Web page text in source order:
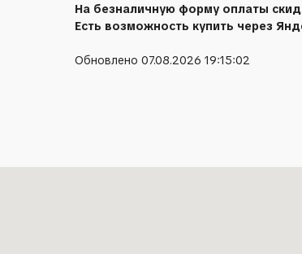
На безналичную форму оплаты
Есть возможность купить через
Обновлено 07.08.2026 19:15:02